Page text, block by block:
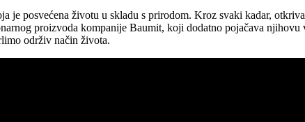
posvećena životu u skladu s prirodom. Kroz svaki kadar,
proizvoda kompanije Baumit, koji dodatno pojačava
održiv način života.